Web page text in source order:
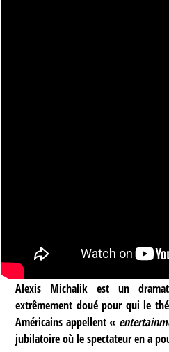
Alexis Michalik est un
extrêmement doué pour qui le
Américains appellent «
jubilatoire où le spectateur en a